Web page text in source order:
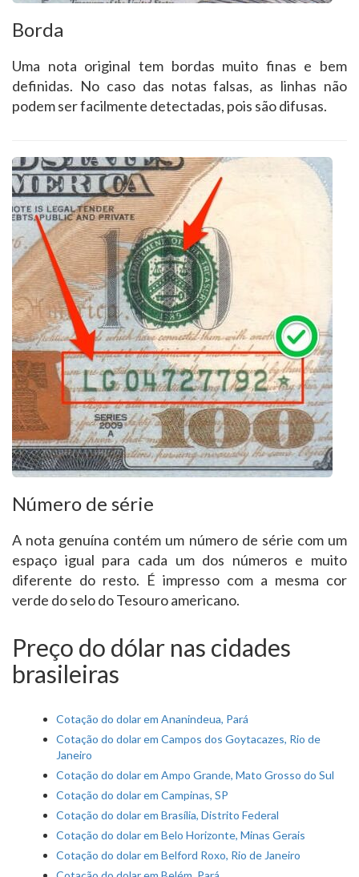
Borda
Uma nota original tem bordas muito finas e bem
definidas. No caso das notas falsas, as linhas não
podem ser facilmente detectadas, pois são difusas.
Número de série
A nota genuína contém um número de série com um
espaço igual para cada um dos números e muito
diferente do resto. É impresso com a mesma cor
verde do selo do Tesouro americano.
Preço do dólar nas cidades
brasileiras
Cotação do dolar em Ananindeua, Pará
Cotação do dolar em Campos dos Goytacazes, Rio de
Janeiro
Cotação do dolar em Ampo Grande, Mato Grosso do Sul
Cotação do dolar em Campinas, SP
Cotação do dolar em Brasília, Distrito Federal
Cotação do dolar em Belo Horizonte, Minas Gerais
Cotação do dolar em Belford Roxo, Rio de Janeiro